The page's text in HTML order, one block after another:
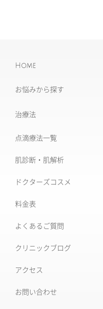
Home
お悩みから探す
【お悩みから探す】
たるみ治療
美肌治療・肌育
シミ取り治療
ニキビ治療専門外来
治療法
治療機器・設備一覧
フォトナ6D/4D
ソフウェーブ
XERF (ザーフ)
ワンダーフェイスプロ
ルビーフラクショナル
肝斑改善集中プラン
HARG＋療法
点滴療法一覧
肌診断・肌解析
ドクターズコスメ
料金表
よくあるご質問
クリニックブログ
アクセス
お問い合わせ